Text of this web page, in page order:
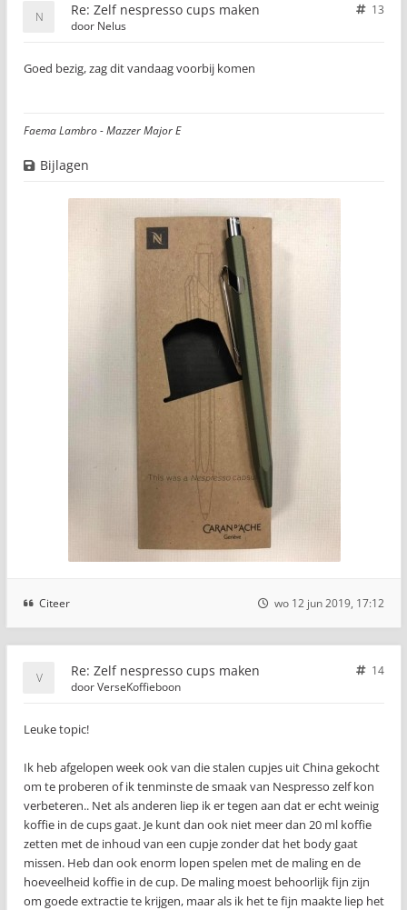
Re: Zelf nespresso cups maken
13
door Nelus
Goed bezig, zag dit vandaag voorbij komen
Faema Lambro - Mazzer Major E
Bijlagen
Citeer wo 12 jun 2019, 17:12
Re: Zelf nespresso cups maken
14
doorVerseKoffieboon
Leuke topic!
Ik heb afgelopen week ook van die stalen cupjes uit China gekocht
om te proberen of ik tenminste de smaak van Nespresso zelf kon
verbeteren.. Net als anderen liep ik er tegen aan dat er echt weinig
koffie in de cups gaat. Je kunt dan ook niet meer dan 20 ml koffie
zetten met de inhoud van een cupje zonder dat het body gaat
missen. Heb dan ook enorm lopen spelen met de maling en de
hoeveelheid koffie in de cup. De maling moest behoorlijk fijn zijn
om goede extractie te krijgen, maar als ik het te fijn maakte liep het